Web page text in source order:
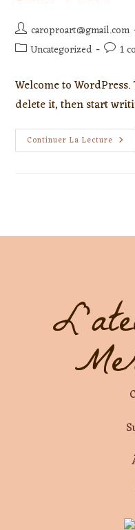
caroproart@gmail.com
Uncategorized
1
Welcome to
delete it, then start
Continuer La Lecture